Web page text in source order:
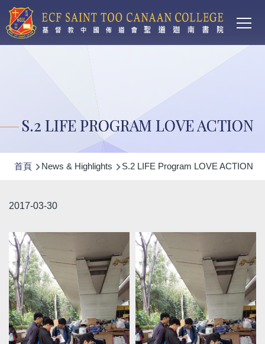
移至主內容
S.2 LIFE PROGRAM LOVE ACTION
導
連
首頁 News & Highlights S.2 LIFE Program LOVE ACTION
2017-03-30